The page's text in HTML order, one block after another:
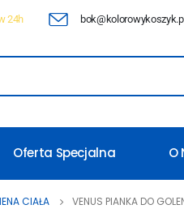
24h bok@kolorowykoszyk.pl
Oferta Specjalna O
CIAŁA VENUS PIANKA DO